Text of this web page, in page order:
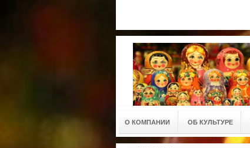
О КОМПАНИИ ОБ КУЛЬТУРЕ